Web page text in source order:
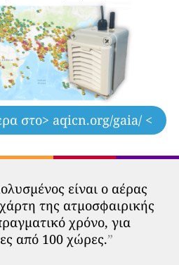
στο> aqicn.org/gaia/ <
είναι ο αέρας
της ατμοσφαιρικής
χρόνο, για
από 100 χώρες.”